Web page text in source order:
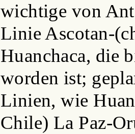
wichtige von
Linie Ascotan-
Huanchaca, die
worden ist;
Linien, wie
Chile) La Paz-